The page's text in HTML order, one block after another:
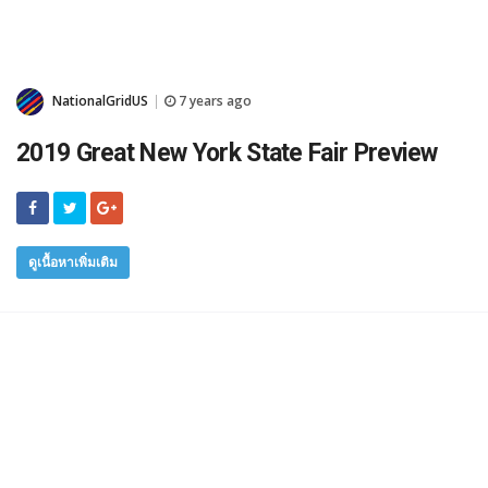
NationalGridUS 7 years ago
2019 Great New York State Fair Preview
ดูเนื้อหาเพิ่มเติม